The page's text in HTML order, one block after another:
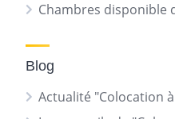
Chambres disponible
Blog
Actualité "Colocation